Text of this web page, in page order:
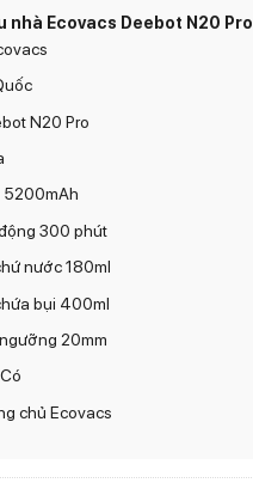
nhà Ecovacs Deebot N20 Pro
N20 Pro
5200mAh
300 phút
nước 180ml
bụi 400ml
20mm
chủ Ecovacs